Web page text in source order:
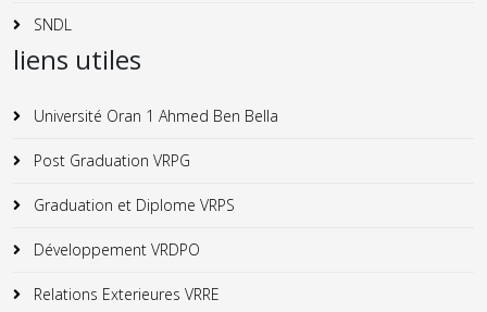
SNDL
liens utiles
Université Oran 1 Ahmed Ben Bella
Post Graduation VRPG
Graduation et Diplome VRPS
Développement VRDPO
Relations Exterieures VRRE